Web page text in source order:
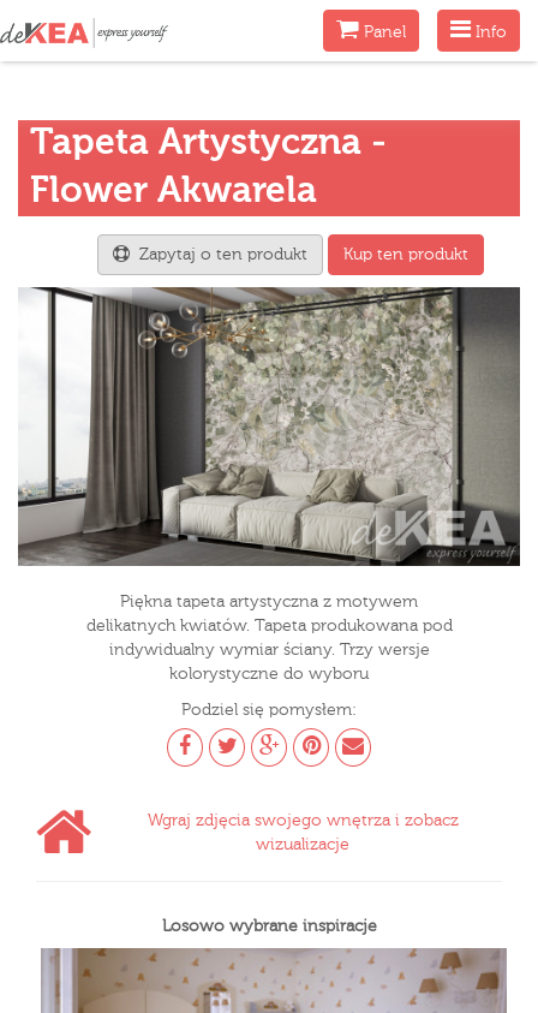
Menu
Info
MenuPanel
Tapeta Artystyczna -
Flower Akwarela
Zapytaj o ten produkt Kup ten produkt
Piękna tapeta artystyczna z motywem
delikatnych kwiatów. Tapeta produkowana pod
indywidualny wymiar ściany. Trzy wersje
kolorystyczne do wyboru
Podziel się pomysłem:
Wgraj zdjęcia swojego wnętrza i zobacz
wizualizacje
Losowo wybrane inspiracje